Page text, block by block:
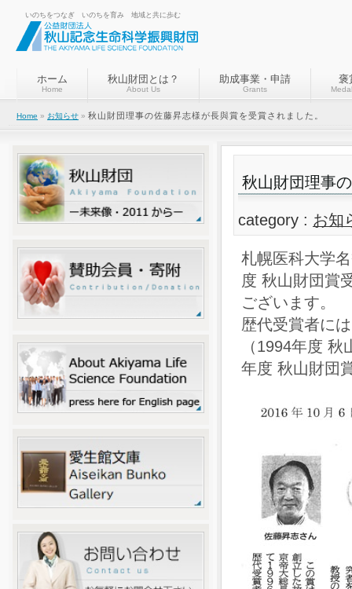
いのちをつなぎ いのちを育み 地域と共に歩む
ホーム
Home
秋山財団とは？
About Us
助成事業・申請
Grants
褒
Home » お知らせ » 秋山財団理事の佐藤昇志様が長與賞を受賞されました。
秋山財団理事
category : お知
札幌医科大学
度 秋山財団賞
ございます。
歴代受賞者に
（1994年度
年度 秋山財団